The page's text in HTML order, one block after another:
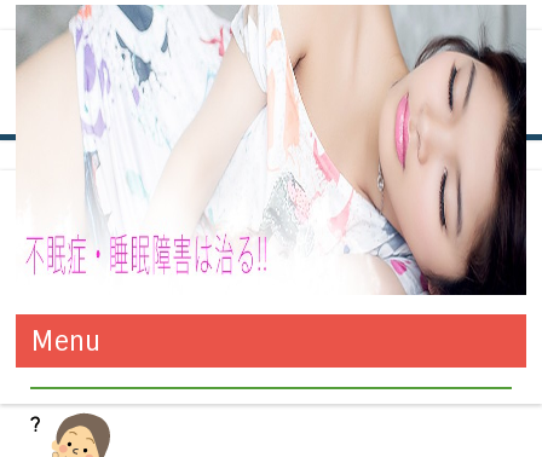
不眠症・睡眠障害は治る!! 改善
と対策方法
す！！
Menu
コンテンツへ移動
タグ別アーカイブ: 夢
夢をよく見るとこは浅い眠りと関係
がありますか?